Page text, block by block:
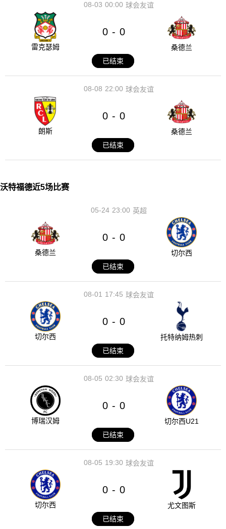
00:00
08-03 球会友谊
雷克瑟姆
0 - 0
桑德兰
已结束
22:00
08-08 球会友谊
朗斯
0 - 0
桑德兰
已结束
沃特福德近5场比赛
23:00
05-24 英超
桑德兰
0 - 0
切尔西
已结束
17:45
08-01 球会友谊
切尔西
0 - 0
托特纳姆热刺
已结束
02:30
08-05 球会友谊
博瑞汉姆
0 - 0
切尔西U21
已结束
19:30
08-05 球会友谊
切尔西
0 - 0
尤文图斯
已结束